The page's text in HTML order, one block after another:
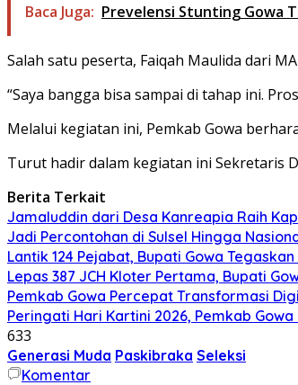
Baca Juga: Prevelensi Stunting Gowa
Salah satu peserta, Faiqah Maulida dari
“Saya bangga bisa sampai di tahap ini.
Melalui kegiatan ini, Pemkab Gowa
Turut hadir dalam kegiatan ini Sekretaris
Berita Terkait
Jamaluddin dari Desa Kanreapia Raih
Jadi Percontohan di Sulsel Hingga
Lantik 124 Pejabat, Bupati Gowa
Lepas 387 JCH Kloter Pertama, Bupati
Pemkab Gowa Percepat Transformasi
Peringati Hari Kartini 2026, Pemkab
633
Generasi Muda Paskibraka Seleksi
Komentar